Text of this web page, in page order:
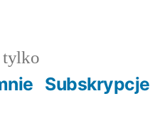
tylko
Subskrypcje